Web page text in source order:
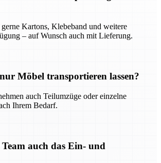
Kartons, Klebeband und weitere
– auf Wunsch auch mit Lieferung.
Möbel transportieren lassen?
auch Teilumzüge oder einzelne
Ihrem Bedarf.
auch das Ein- und